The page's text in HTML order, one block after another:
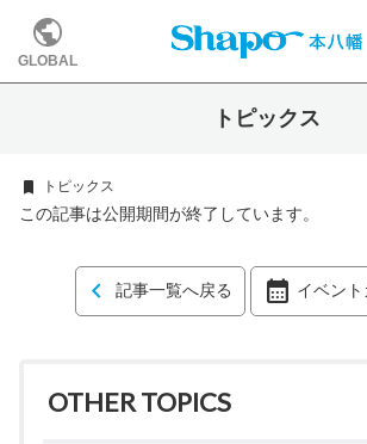
GLOBAL
トピックス
トピックス
この記事は公開期間が終了しています。
記事一覧へ戻る イベン
OTHER TOPICS